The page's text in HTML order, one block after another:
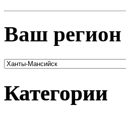
Ваш регион
Категории